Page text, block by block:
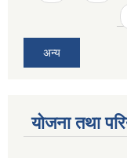
अन्य
योजना तथा